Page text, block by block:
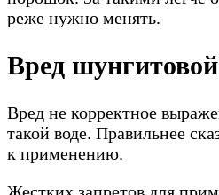
реже нужно менять.
Вред
Вред не корректное
такой воде. Правильнее
к применению.
Жестких запретов для